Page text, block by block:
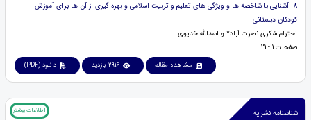
8. آشنایی با شاخصه ها و ویژگی های تعلیم و تربیت اسلامی و بهره گیری از آن ها برای آموزش
کودکان دبستانی
احترام شکری نصرت آباد* و اسدالله خدیوی
صفحات 1 - 21
مشاهده مقاله 2916 بازدید دانلود (PDF)
شناسنامه نشریه اطلاعات بیشتر